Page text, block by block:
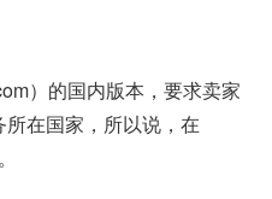
）的国内版本，要求卖家
在国家，所以说，在